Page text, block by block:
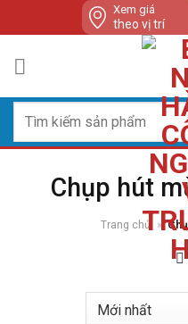
to
content
Xem giá
theo vị trí
kiếm:
Chụp hút
Trang chủ »